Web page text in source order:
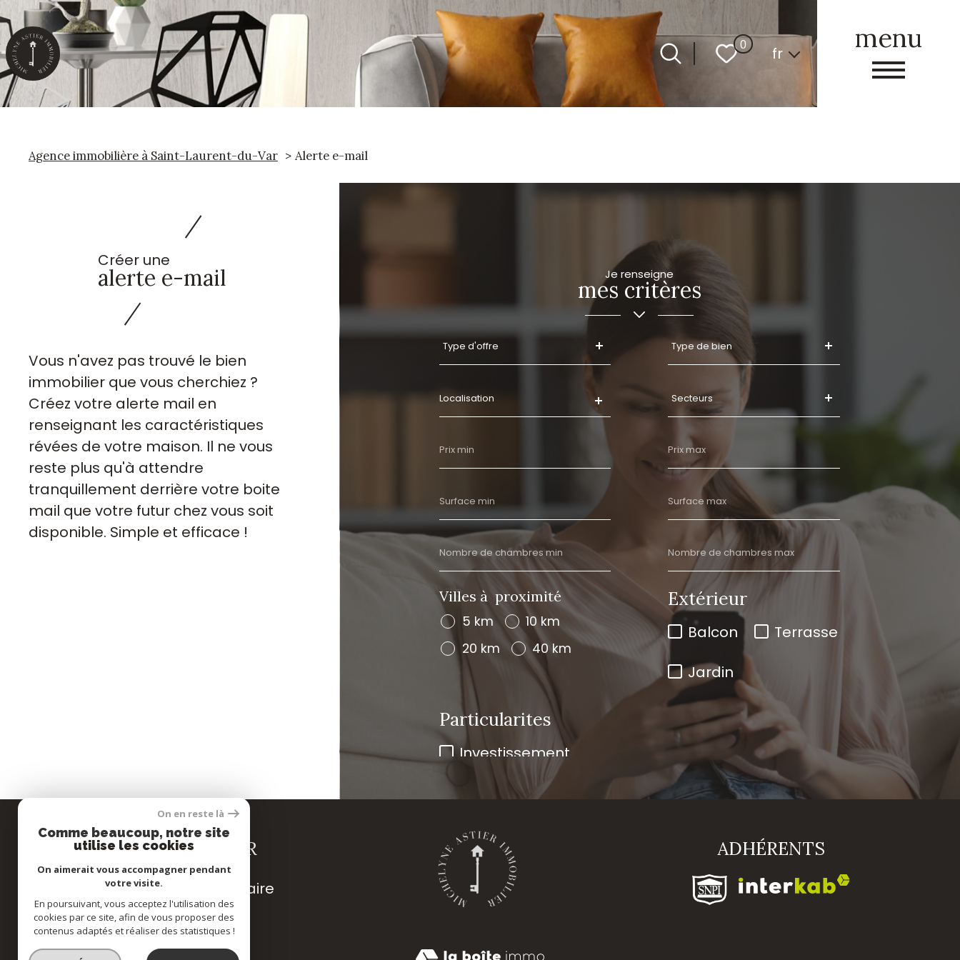
menu
0 Langue
fr
Agence immobilière à Saint-Laurent-du-Var Alerte e-mail
Créer une
alerte e-mail
Vous n'avez pas trouvé le bien
immobilier que vous cherchiez ?
Créez votre alerte mail en
renseignant les caractéristiques
révées de votre maison. Il ne vous
reste plus qu'à attendre
tranquillement derrière votre boite
mail que votre futur chez vous soit
disponible. Simple et efficace !
Je renseigne
mes critères
Type
Type d'offre
Type
Type de bien
Secteurs
Secteurs
Prix
min
Prix
max
Surface
min
Surface
max
Nombre
de
chambres
min
Nombre
de
chambres
max
Villes à proximité
5 km
10 km
20 km
40 km
Extérieur
Balcon
Terrasse
Jardin
Particularites
Investissement
mes coordonnées
*
SE CONNECTER
espace propriétaire
ADHÉRENTS
On en reste là
Comme beaucoup, notre site
utilise les cookies
On aimerait vous accompagner pendant
votre visite.
En poursuivant, vous acceptez l'utilisation des
cookies par ce site, afin de vous proposer des
contenus adaptés et réaliser des statistiques !